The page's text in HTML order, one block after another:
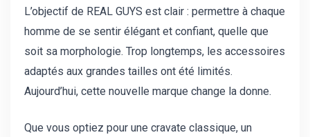
L’objectif de REAL GUYS est clair : permettre à chaque
homme de se sentir élégant et confiant, quelle que
soit sa morphologie. Trop longtemps, les accessoires
adaptés aux grandes tailles ont été limités.
Aujourd’hui, cette nouvelle marque change la donne.
Que vous optiez pour une cravate classique, un